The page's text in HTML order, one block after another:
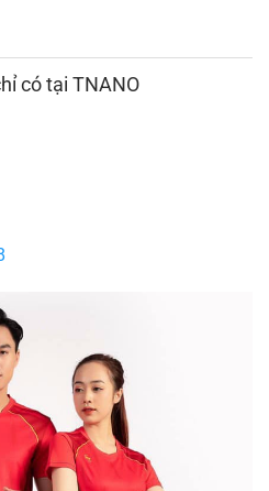
có tại TNANO